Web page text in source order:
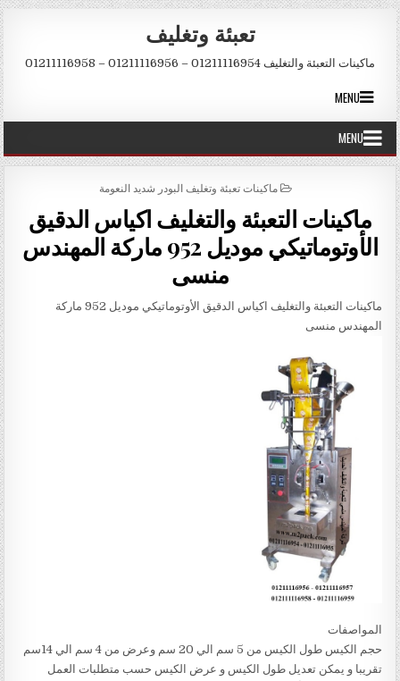
Skip to content
تعبئة وتغليف
ماكينات التعبئة والتغليف 01211116954 – 01211116956 – 01211116958
MENU
MENU
POSTED IN
ماكينات تعبئة وتغليف البودر شديد النعومة
ماكينات التعبئة والتغليف اكياس الدقيق
الأوتوماتيكي موديل 952 ماركة المهندس
منسى
ماكينات التعبئة والتغليف اكياس الدقيق الأوتوماتيكي موديل 952 ماركة
المهندس منسى
المواصفات
حجم الكيس طول الكيس من 5 سم الي 20 سم وعرض من 4 سم الي 14سم
تقريبا و يمكن تعديل طول الكيس و عرض الكيس حسب متطلبات العمل